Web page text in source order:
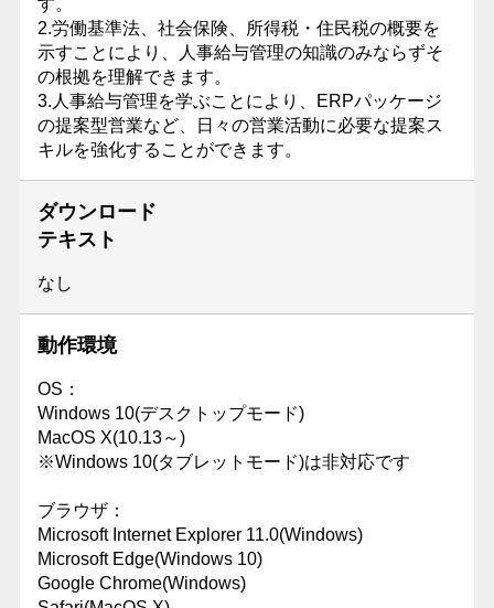
2.労働基準法、社会保険、所得税・住民税の概要を
示すことにより、人事給与管理の知識のみならずそ
の根拠を理解できます。
3.人事給与管理を学ぶことにより、ERPパッケージ
の提案型営業など、日々の営業活動に必要な提案ス
キルを強化することができます。
ダウンロード
テキスト
なし
動作環境
OS：
Windows 10(デスクトップモード)
MacOS X(10.13～)
※Windows 10(タブレットモード)は非対応です
ブラウザ：
Microsoft Internet Explorer 11.0(Windows)
Microsoft Edge(Windows 10)
Google Chrome(Windows)